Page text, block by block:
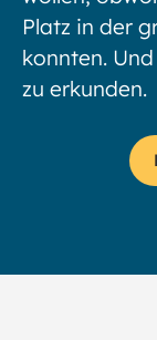
Platz in der
konnten.
zu erkunden.